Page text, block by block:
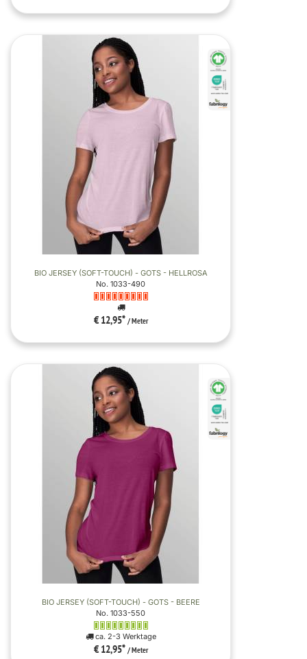
BIO JERSEY (SOFT-TOUCH) - GOTS - HELLROSA
No. 1033-490
€ 12,95* / Meter
BIO JERSEY (SOFT-TOUCH) - GOTS - BEERE
No. 1033-550
ca. 2-3 Werktage
€ 12,95* / Meter